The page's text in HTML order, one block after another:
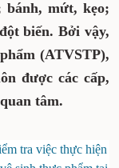
bánh, mứt, kẹo;
biến. Bởi vậy,
(ATVSTP),
được các cấp,
tâm.
tra việc thực hiện